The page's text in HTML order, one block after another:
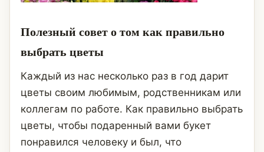
Полезный совет о том как правильно
выбрать цветы
Каждый из нас несколько раз в год дарит
цветы своим любимым, родственникам или
коллегам по работе. Как правильно выбрать
цветы, чтобы подаренный вами букет
понравился человеку и был, что